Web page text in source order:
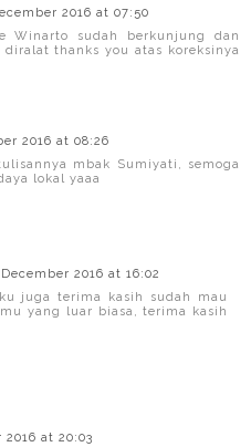
2016 at 07:50
Winarto sudah berkunjung dan
thanks you atas koreksinya
2016 at 08:26
mbak Sumiyati, semoga
lokal yaaa
2016 at 16:02
juga terima kasih sudah mau
yang luar biasa, terima kasih
2016 at 20:03